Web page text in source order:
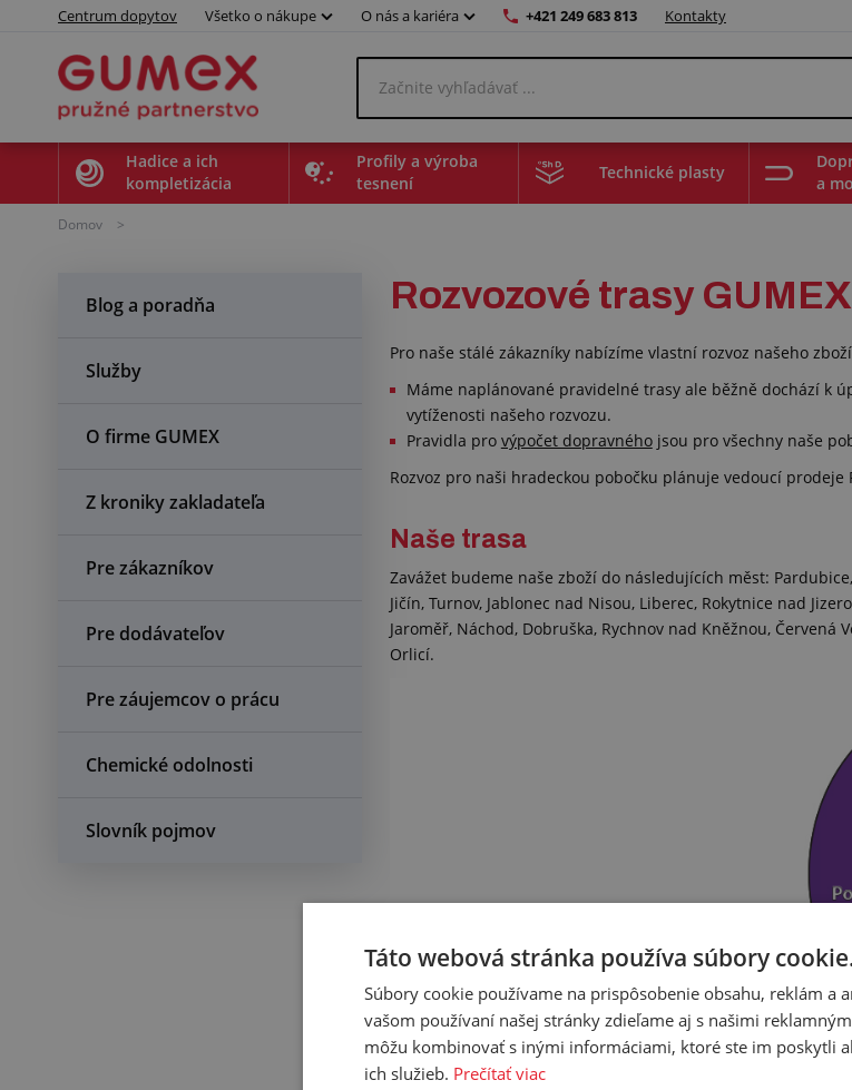
Centrum dopytov Všetko o nákupe O nás a kariéra +421 249 683 813 Kontakty
Hadice a ich
kompletizácia
Profily a výroba
tesnení
Technické plasty
a
Domov >
Blog a poradňa
Služby
O firme GUMEX
Z kroniky zakladateľa
Pre zákazníkov
Pre dodávateľov
Pre záujemcov o prácu
Chemické odolnosti
Slovník pojmov
Rozvozové trasy
Pro naše stálé zákazníky nabízíme vlastní rozvoz našeho
Máme naplánované pravidelné trasy ale běžně dochází k
vytíženosti našeho rozvozu.
Pravidla pro výpočet dopravnéhojsou pro všechny naše
Rozvoz pro naši hradeckou pobočku plánuje vedoucí prodeje
Naše trasa
Zavážet budeme naše zboží do následujících měst:
Jičín, Turnov, Jablonec nad Nisou, Liberec, Rokytnice nad
Jaroměř, Náchod, Dobruška, Rychnov nad Kněžnou, Červená
Orlicí.
Táto webová stránka používa súbory
Súbory cookie používame na prispôsobenie obsahu, reklám a
vašom používaní našej stránky zdieľame aj s našimi
môžu kombinovať s inými informáciami, ktoré ste im poskytli
ich služieb. Prečítať viac